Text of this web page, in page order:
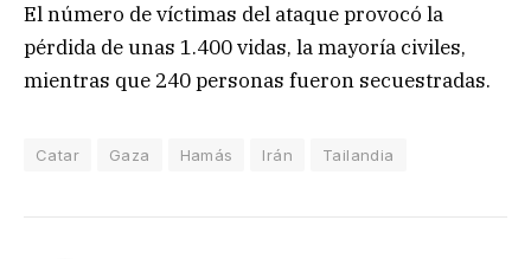
El número de víctimas del ataque provocó la
pérdida de unas 1.400 vidas, la mayoría civiles,
mientras que 240 personas fueron secuestradas.
Catar Gaza Hamás Irán Tailandia